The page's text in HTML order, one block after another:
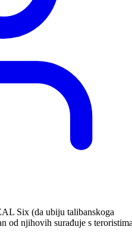
Six (da ubiju talibanskoga
od njihovih surađuje s